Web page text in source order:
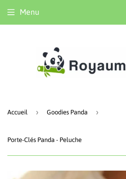
Menu
Accueil › Goodies Panda ›
Porte-Clés Panda - Peluche